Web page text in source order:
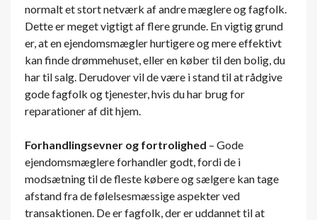
normalt et stort netværk af andre mæglere og fagfolk.
Dette er meget vigtigt af flere grunde. En vigtig grund
er, at en ejendomsmægler hurtigere og mere effektivt
kan finde drømmehuset, eller en køber til den bolig, du
har til salg. Derudover vil de være i stand til at rådgive
gode fagfolk og tjenester, hvis du har brug for
reparationer af dit hjem.
Forhandlingsevner og fortrolighed – Gode
ejendomsmæglere forhandler godt, fordi de i
modsætning til de fleste købere og sælgere kan tage
afstand fra de følelsesmæssige aspekter ved
transaktionen. De er fagfolk, der er uddannet til at